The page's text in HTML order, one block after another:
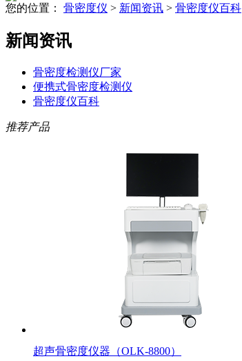
您的位置： 骨密度仪 > 新闻资讯 > 骨密度仪百科
新闻资讯
骨密度检测仪厂家
便携式骨密度检测仪
骨密度仪百科
推荐产品
超声骨密度仪器（OLK-8800）